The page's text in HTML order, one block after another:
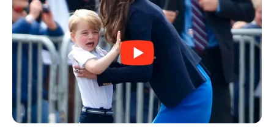
Enquanto a cidade de Palmital procura respostas, a polícia
aguarda os resultados do laudo pericial para determinar a
causa da morte. O triste evento levou ao luto não apenas a
família de Tayla, mas também amigos, colegas de escola e
a comunidade em geral, todos buscando compreender a
inesperada perda de uma vida tão jovem.
O caso continua sob investigação, com a esperança de que
os esclarecimentos possam trazer algum consolo à família
durante este momento de profunda tristeza.